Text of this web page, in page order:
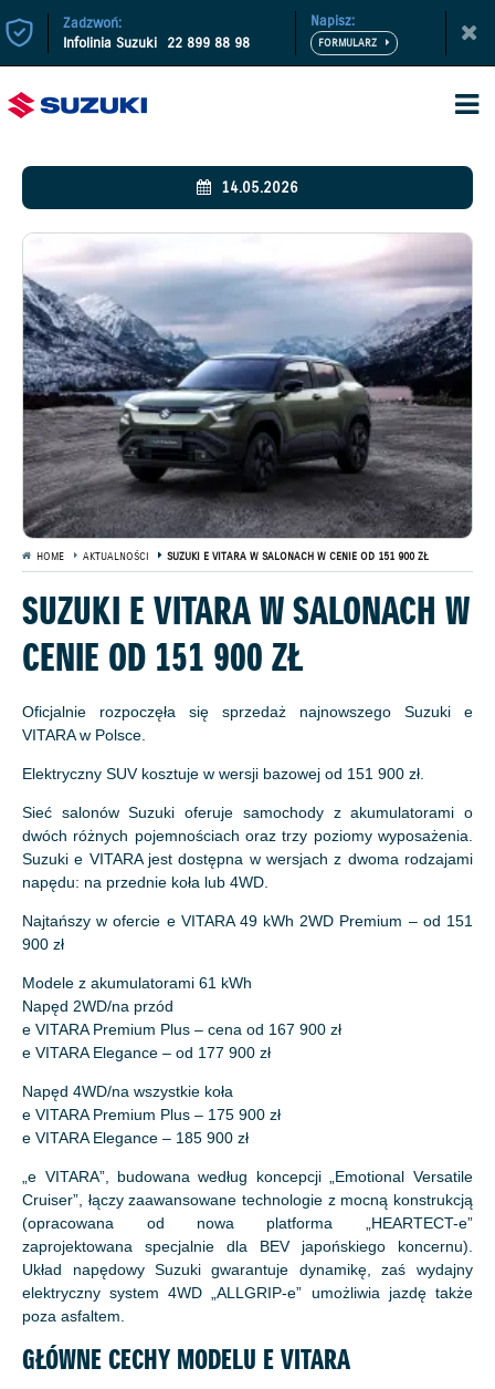
Zadzwoń:
Infolinia Suzuki 22 899 88 98
Napisz:
14.05.2026
HOME AKTUALNOŚCI SUZUKI E VITARA W SALONACH W CENIE OD 151 900 ZŁ
SUZUKI E VITARA W SALONACH W
CENIE OD 151 900 ZŁ
Oficjalnie rozpoczęła się sprzedaż najnowszego Suzuki e
VITARA w Polsce.
Elektryczny SUV kosztuje w wersji bazowej od 151 900 zł.
Sieć salonów Suzuki oferuje samochody z akumulatorami o
dwóch różnych pojemnościach oraz trzy poziomy wyposażenia.
Suzuki e VITARA jest dostępna w wersjach z dwoma rodzajami
napędu: na przednie koła lub 4WD.
Najtańszy w ofercie e VITARA 49 kWh 2WD Premium – od 151
900 zł
Modele z akumulatorami 61 kWh
Napęd 2WD/na przód
e VITARA Premium Plus – cena od 167 900 zł
e VITARA Elegance – od 177 900 zł
Napęd 4WD/na wszystkie koła
e VITARA Premium Plus – 175 900 zł
e VITARA Elegance – 185 900 zł
„e VITARA”, budowana według koncepcji „Emotional Versatile
Cruiser”, łączy zaawansowane technologie z mocną konstrukcją
(opracowana od nowa platforma „HEARTECT-e”
zaprojektowana specjalnie dla BEV japońskiego koncernu).
Układ napędowy Suzuki gwarantuje dynamikę, zaś wydajny
elektryczny system 4WD „ALLGRIP-e” umożliwia jazdę także
poza asfaltem.
GŁÓWNE CECHY MODELU E VITARA